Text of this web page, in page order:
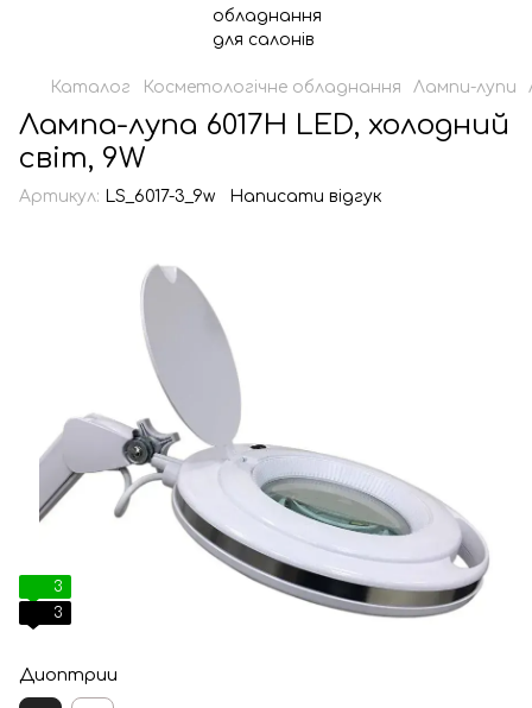
Каталог Косметологічне обладнання Лампи-лупи
Лампа-лупа 6017H LED, холодний
світ, 9W
Артикул: LS_6017-3_9w Написати відгук
3
3
Диоптрии